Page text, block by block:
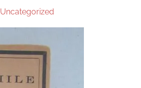
Uncategorized